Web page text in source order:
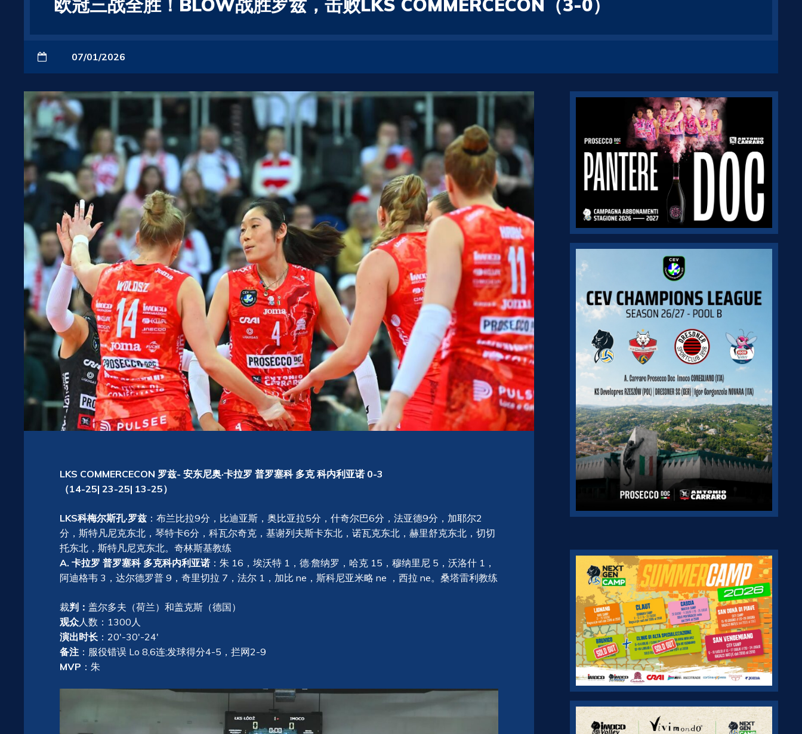
欧冠三战全胜！BLOW战胜罗兹，击败LKS COMMERCECON（3-0）
07/01/2026
LKS COMMERCECON 罗兹- 安东尼奥·卡拉罗 普罗塞科 多克 科内利亚诺 0-3
（14-25| 23-25| 13-25）
LKS科梅尔斯孔·罗兹 ：布兰比拉9分，比迪亚斯，奥比亚拉5分，什奇尔巴6分，法亚德9分，加耶尔2
分，斯特凡尼克东北，琴特卡6分，科瓦尔奇克，基谢列夫斯卡东北，诺瓦克东北，赫里舒克东北，切切
托东北，斯特凡尼克东北。奇林斯基教练
A. 卡拉罗 普罗塞科 多克科内利亚诺 ：朱 16，埃沃特 1，德·詹纳罗，哈克 15，穆纳里尼 5，沃洛什 1，
阿迪格韦 3，达尔德罗普 9，奇里切拉 7，法尔 1，加比 ne，斯科尼亚米略 ne ，西拉 ne。桑塔雷利教练
裁判： 盖尔多夫（荷兰）和盖克斯（德国）
观众人数：1300人
演出时长 ：20′-30′-24′
备注 ：服役错误 Lo 8,6连;发球得分4-5，拦网2-9
MVP ：朱